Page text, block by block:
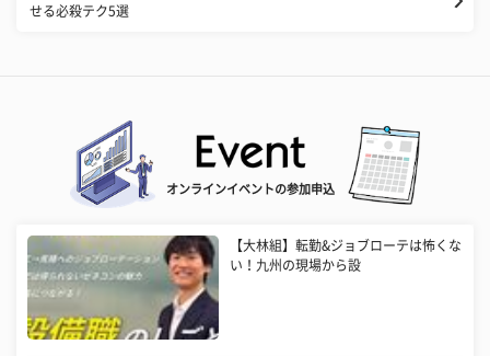
せる必殺テク5選
オンラインイベントの参加申込
【大林組】転勤&ジョブローテは怖くな
い！九州の現場から設